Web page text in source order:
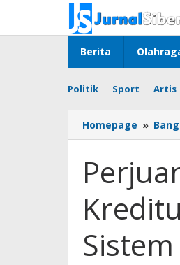
content
Berita
Politik Sport Artis
Homepage »